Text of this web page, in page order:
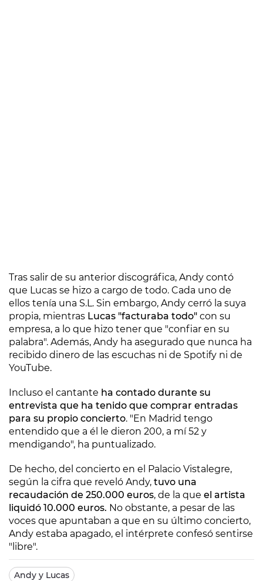
Tras salir de su anterior discográfica, Andy contó
que Lucas se hizo a cargo de todo. Cada uno de
ellos tenía una S.L. Sin embargo, Andy cerró la suya
propia, mientras Lucas "facturaba todo" con su
empresa, a lo que hizo tener que "confiar en su
palabra". Además, Andy ha asegurado que nunca ha
recibido dinero de las escuchas ni de Spotify ni de
YouTube.
Incluso el cantante ha contado durante su
entrevista que ha tenido que comprar entradas
para su propio concierto. "En Madrid tengo
entendido que a él le dieron 200, a mí 52 y
mendigando", ha puntualizado.
De hecho, del concierto en el Palacio Vistalegre,
según la cifra que reveló Andy, tuvo una
recaudación de 250.000 euros, de la que el artista
liquidó 10.000 euros. No obstante, a pesar de las
voces que apuntaban a que en su último concierto,
Andy estaba apagado, el intérprete confesó sentirse
"libre".
Andy y Lucas